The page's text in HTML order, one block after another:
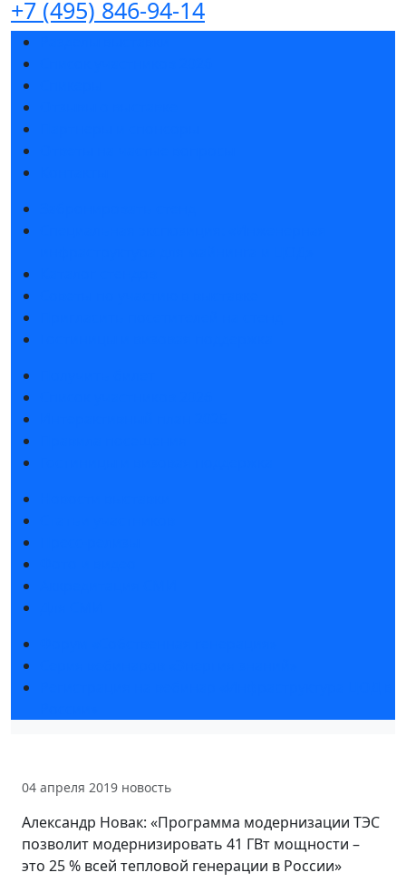
+7 (495) 846-94-14
04 апреля 2019 новость
Александр Новак: «Программа модернизации ТЭС
позволит модернизировать 41 ГВт мощности –
это 25 % всей тепловой генерации в России»